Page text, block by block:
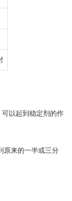
以起到稳定剂的作
原来的一半或三分